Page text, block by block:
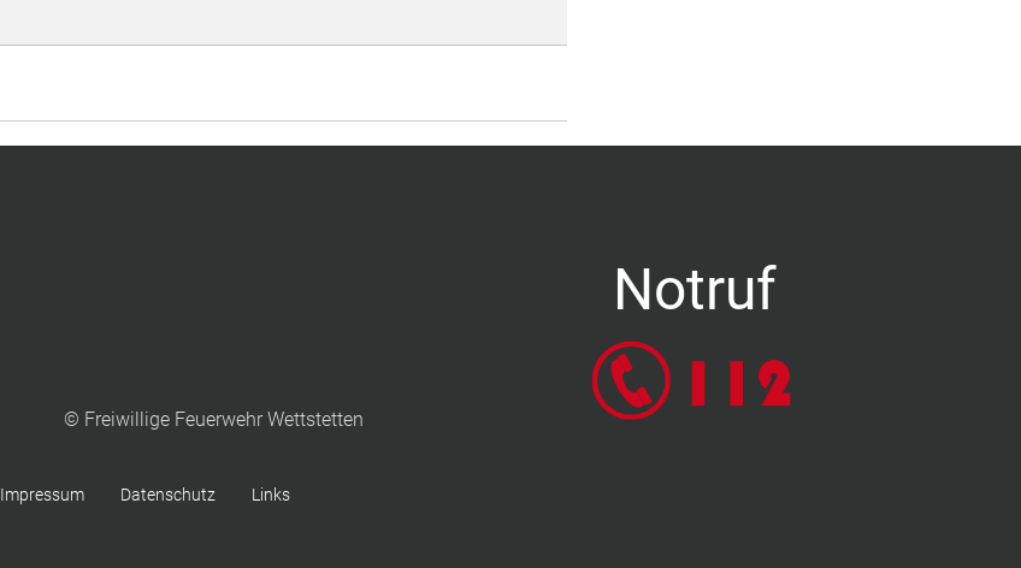
© Freiwillige Feuerwehr Wettstetten
Impressum Datenschutz Links
Notruf